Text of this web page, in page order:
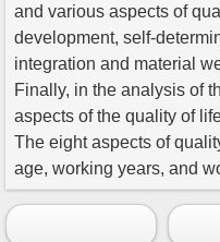
and various aspects of
development, self-
integration and material
Finally, in the analysis of
aspects of the quality of
The eight aspects of
age, working years, and